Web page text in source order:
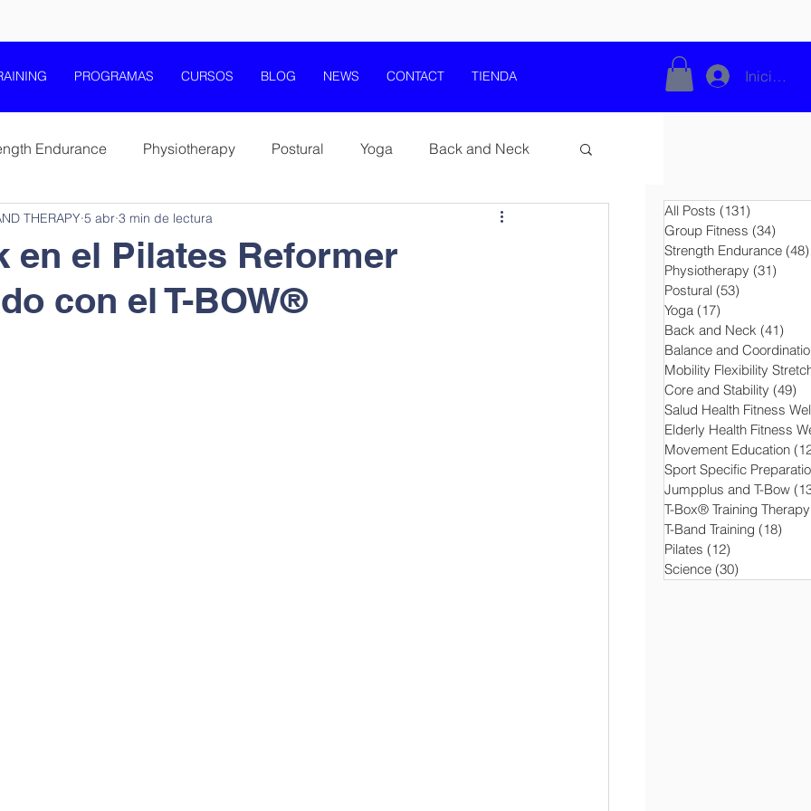
PROGRAMAS CURSOS BLOG NEWS CONTACT TIENDA Iniciar
Endurance Physiotherapy Postural Yoga Back and Neck
Mobility Flexibility Stretching
Elderly Health Fitness Wellness Movement Education
en el Pilates Reformer
con el T-BOW®
THERAPY 5 abr 3 min de lectura All Posts (131)
Group Fitness (34)
Strength Endurance (48)
Physiotherapy (31)
Postural (53)
Yoga (17)
Back and Neck (41)
Balance and
Mobility Flexibility
Core and Stability (49)
Salud Health Fitness
Elderly Health Fitness
Movement Education
Sport Specific
Jumpplus and T-Bow
T-Box® Training Therapy
T-Band Training (18)
Pilates (12)
Science (30)